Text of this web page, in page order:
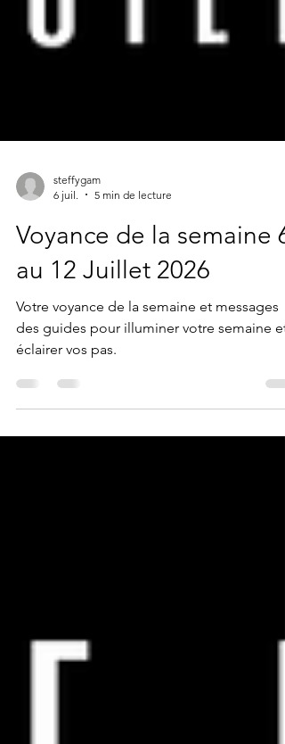
6 juil.
5 min de lecture
Voyance de la semaine 6
au 12 Juillet 2026
Votre voyance de la semaine et messages
éclairer vos pas.